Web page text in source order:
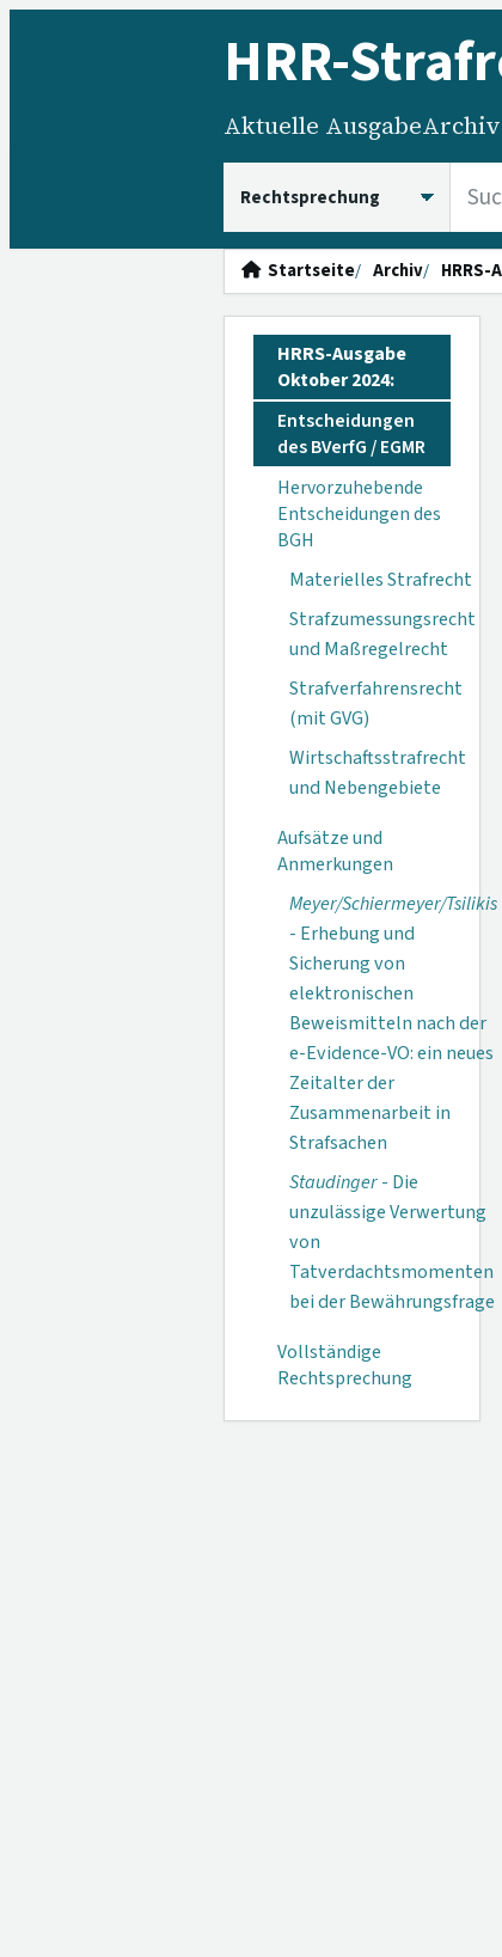
HRR-
Aktuelle AusgabeArchiv
Startseite Archiv HRRS-
HRRS-Ausgabe
Oktober 2024:
Entscheidungen
des BVerfG / EGMR
Hervorzuhebende
Entscheidungen des
BGH
Materielles Strafrecht
Strafzumessungsrecht
und Maßregelrecht
Strafverfahrensrecht
(mit GVG)
Wirtschaftsstrafrecht
und Nebengebiete
Aufsätze und
Anmerkungen
Meyer/Schiermeyer/Tsilikis
- Erhebung und
Sicherung von
elektronischen
Beweismitteln nach der
e-Evidence-VO: ein neues
Zeitalter der
Zusammenarbeit in
Strafsachen
Staudinger- Die
unzulässige Verwertung
von
Tatverdachtsmomenten
bei der Bewährungsfrage
Vollständige
Rechtsprechung